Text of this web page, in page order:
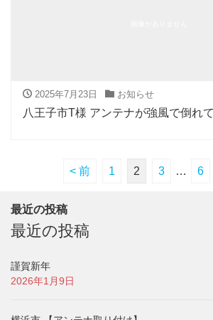
2025年7月23日 お知らせ
八王子市T様 アンテナが強風で倒れ
< 前 1 2 3 … 6
最近の投稿
最近の投稿
謹賀新年
2026年1月9日